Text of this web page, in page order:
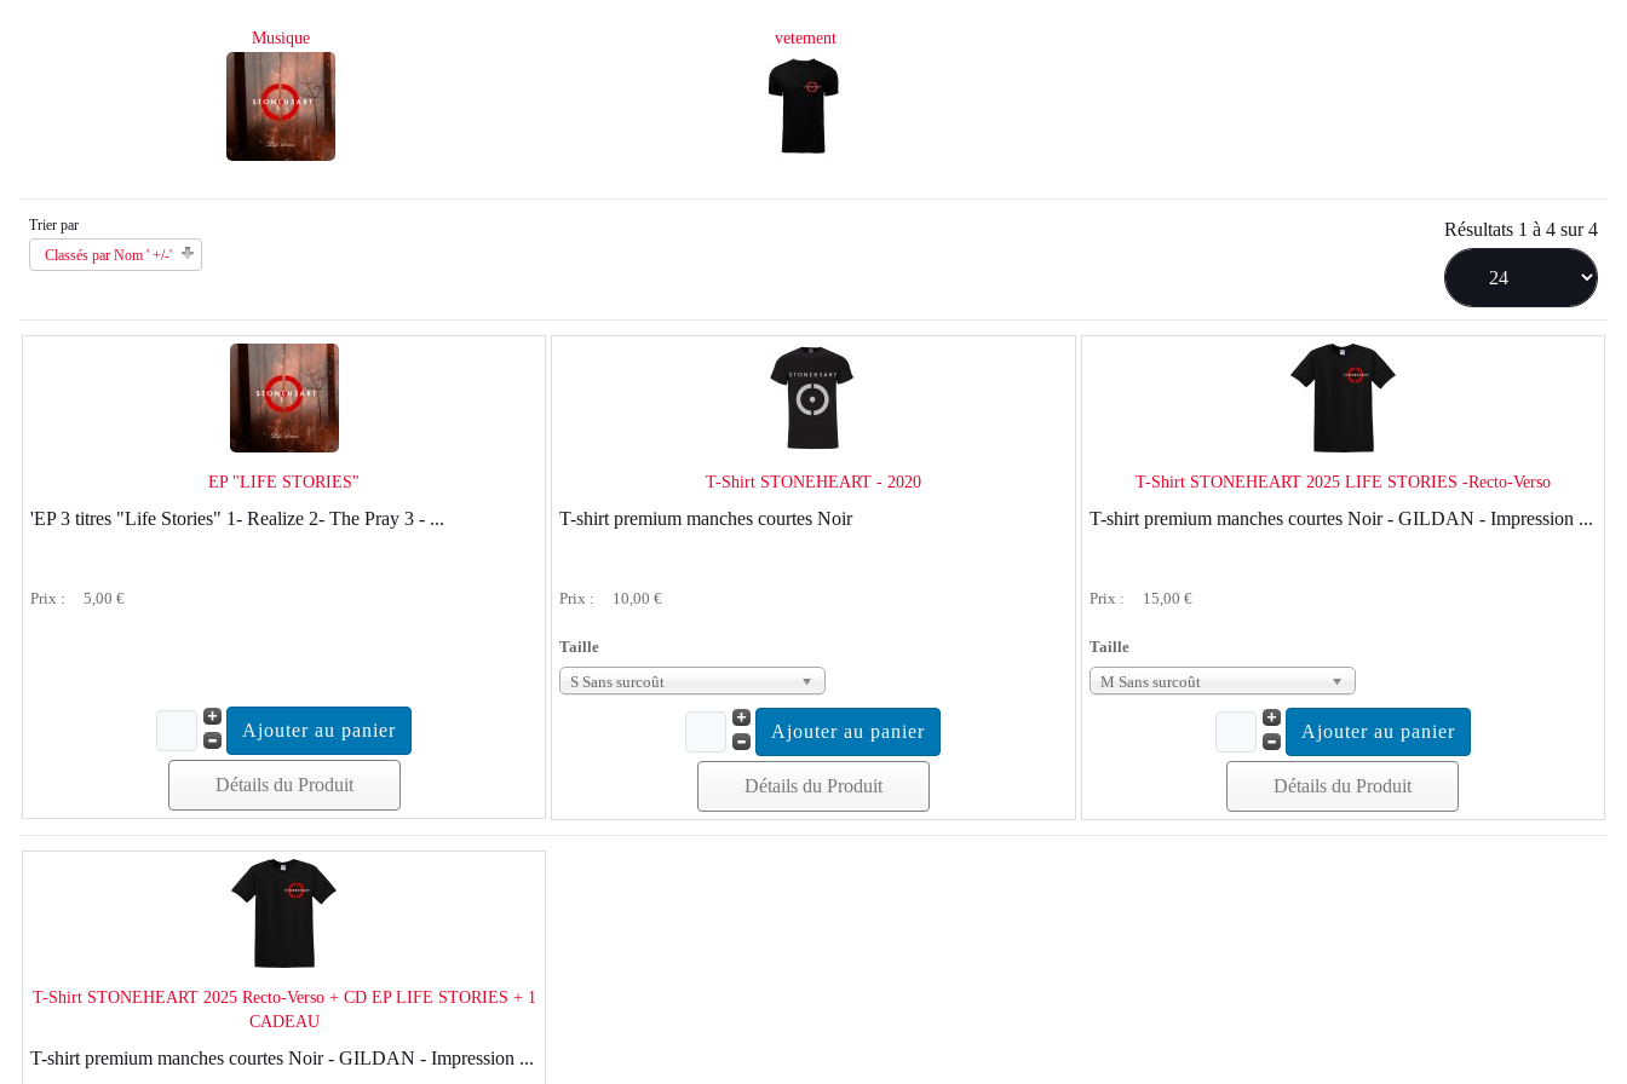
Musique vetement
Trier par
Classés par Nom ' +/-'
Résultats 1 à 4 sur 4
EP "LIFE STORIES"
'EP 3 titres "Life Stories" 1- Realize 2- The Pray 3 - ...
Prix : 5,00 €
Détails du Produit
T-Shirt STONEHEART - 2020
T-shirt premium manches courtes Noir
Prix : 10,00 €
Taille
S Sans surcoût
Détails du Produit
T-Shirt STONEHEART 2025 LIFE STORIES -Recto-Verso
T-shirt premium manches courtes Noir - GILDAN - Impression ...
Prix : 15,00 €
Taille
M Sans surcoût
Détails du Produit
T-Shirt STONEHEART 2025 Recto-Verso + CD EP LIFE STORIES + 1
CADEAU
T-shirt premium manches courtes Noir - GILDAN - Impression ...